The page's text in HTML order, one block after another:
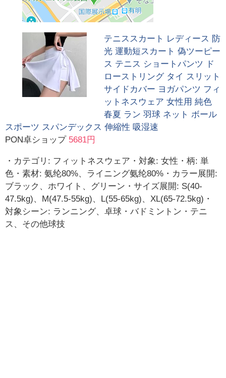
テニススカート レディース 防
光 運動短スカート 偽ツーピー
ス テニス ショートパンツ ド
ローストリング タイ スリット
サイドカバー ヨガパンツ フィ
ットネスウェア 女性用 純色
春夏 ラン 羽球 ネット ボール
スポーツ スパンデックス 伸縮性 吸湿速
PON卓ショップ 5681円
・カテゴリ: フィットネスウェア・対象: 女性・柄: 単
色・素材: 氨纶80%、ライニング氨纶80%・カラー展開:
ブラック、ホワイト、グリーン・サイズ展開: S(40-
47.5kg)、M(47.5-55kg)、L(55-65kg)、XL(65-72.5kg)・
対象シーン: ランニング、卓球・バドミントン・テニ
ス、その他球技